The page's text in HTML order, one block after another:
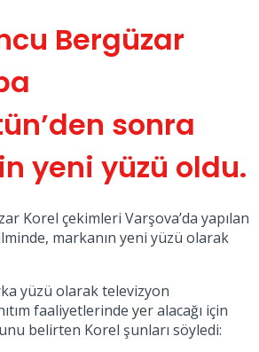
Bergüzar
sonra
yeni yüzü oldu.
Korel çekimleri Varşova’da yapılan
markanın yeni yüzü olarak
yüzü olarak televizyon
faaliyetlerinde yer alacağı için
belirten Korel şunları söyledi: